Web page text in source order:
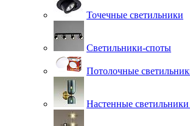
Точечные светильники
Светильники-споты
Потолочные
Настенные светильники